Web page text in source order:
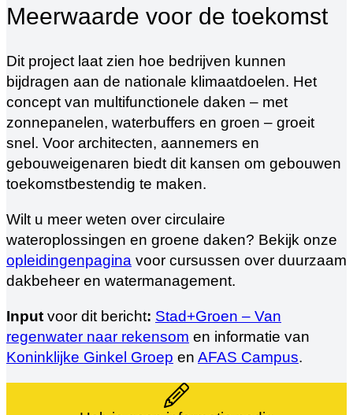
Meerwaarde voor de toekomst
Dit project laat zien hoe bedrijven kunnen
bijdragen aan de nationale klimaatdoelen. Het
concept van multifunctionele daken – met
zonnepanelen, waterbuffers en groen – groeit
snel. Voor architecten, aannemers en
gebouweigenaren biedt dit kansen om gebouwen
toekomstbestendig te maken.
Wilt u meer weten over circulaire
wateroplossingen en groene daken? Bekijk onze
opleidingenpagina voor cursussen over duurzaam
dakbeheer en watermanagement.
Input voor dit bericht: Stad+Groen – Van
regenwater naar rekensom en informatie van
Koninklijke Ginkel Groep en AFAS Campus.